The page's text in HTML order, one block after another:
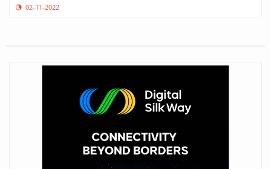
02-11-2022